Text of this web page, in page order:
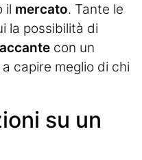
il mercato. Tante le
la possibilità di
con un
capire meglio di chi
su un